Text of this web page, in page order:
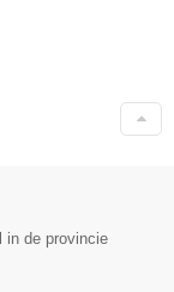
in de provincie